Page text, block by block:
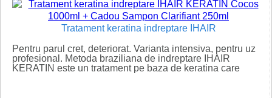
Tratament keratina indreptare IHAIR
Pentru parul cret, deteriorat. Varianta intensiva, pentru uz
profesional. Metoda braziliana de indreptare IHAIR
KERATIN este un tratament pe baza de keratina care